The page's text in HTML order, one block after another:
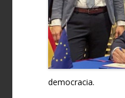
democracia.